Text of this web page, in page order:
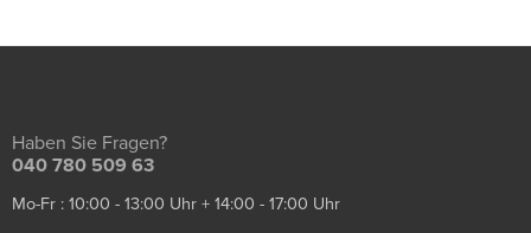
Haben Sie Fragen?
040 780 509 63
Mo-Fr : 10:00 - 13:00 Uhr + 14:00 - 17:00 Uhr